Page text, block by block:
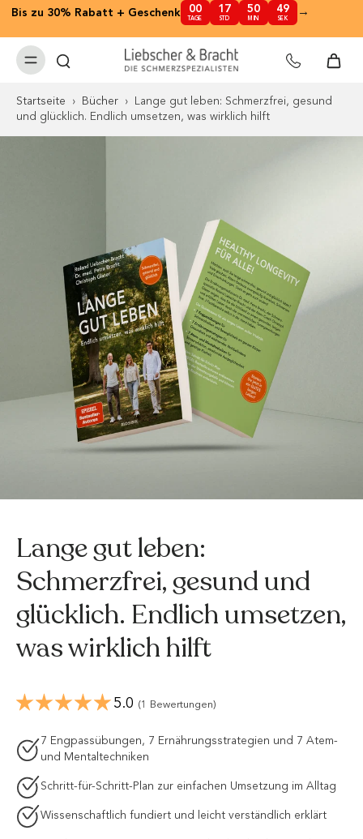
Bis zu 30% Rabatt + Geschenk 00
TAGE
17
STD
50
MIN
49
SEK
→
Startseite › Bücher ›
Lange gut leben: Schmerzfrei, gesund
und glücklich. Endlich umsetzen, was wirklich hilft
Lange gut leben:
Schmerzfrei, gesund und
glücklich. Endlich umsetzen,
was wirklich hilft
5.0 (1 Bewertungen)
7 Engpassübungen, 7 Ernährungsstrategien und 7 Atem-
und Mentaltechniken
Schritt-für-Schritt-Plan zur einfachen Umsetzung im Alltag
Wissenschaftlich fundiert und leicht verständlich erklärt